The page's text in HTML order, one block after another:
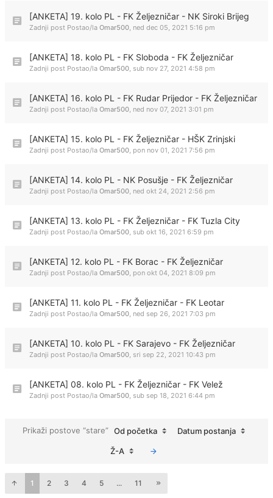
[ANKETA] 19. kolo PL - FK Željezničar - NK Siroki Brijeg
Zadnji post Postao/la Omar500, ned dec 05, 2021 5:16 pm
[ANKETA] 18. kolo PL - FK Sloboda - FK Željezničar
Zadnji post Postao/la Omar500, sub nov 27, 2021 4:58 pm
[ANKETA] 16. kolo PL - FK Rudar Prijedor - FK Željezničar
Zadnji post Postao/la Omar500, ned nov 07, 2021 3:01 pm
[ANKETA] 15. kolo PL - FK Željezničar - HŠK Zrinjski
Zadnji post Postao/la Omar500, pon nov 01, 2021 7:56 pm
[ANKETA] 14. kolo PL - NK Posušje - FK Željezničar
Zadnji post Postao/la Omar500, ned okt 24, 2021 2:56 pm
[ANKETA] 13. kolo PL - FK Željezničar - FK Tuzla City
Zadnji post Postao/la Omar500, sub okt 16, 2021 6:59 pm
[ANKETA] 12. kolo PL - FK Borac - FK Željezničar
Zadnji post Postao/la Omar500, pon okt 04, 2021 8:09 pm
[ANKETA] 11. kolo PL - FK Željezničar - FK Leotar
Zadnji post Postao/la Omar500, ned sep 26, 2021 7:03 pm
[ANKETA] 10. kolo PL - FK Sarajevo - FK Željezničar
Zadnji post Postao/la Omar500, sri sep 22, 2021 10:43 pm
[ANKETA] 08. kolo PL - FK Željezničar - FK Velež
Zadnji post Postao/la Omar500, sub sep 18, 2021 6:44 pm
Prikaži postove “stare” Od početka Datum postanja
Ž-A
1 2 3 4 5 ... 11